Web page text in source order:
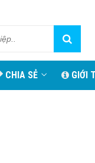
CHIA SẺ GIỚI